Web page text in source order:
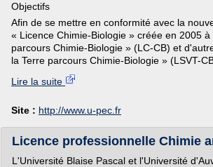
Objectifs
Afin de se mettre en conformité avec la
« Licence Chimie-Biologie » créée en 2005
parcours Chimie-Biologie » (LC-CB) et
la Terre parcours Chimie-Biologie » (LSVT-
Lire la suite
Site : http://www.u-pec.fr
Licence professionnelle Chimie
L'Université Blaise Pascal et l'Université